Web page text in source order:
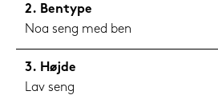
Bentype
Noa seng med ben
Højde
Lav seng